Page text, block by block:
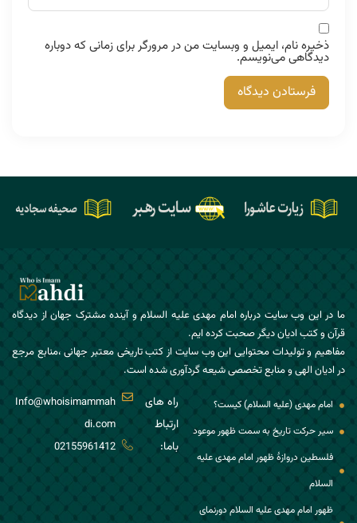
ذخیره نام، ایمیل و وبسایت من در مرورگر برای زمانی که دوباره
دیدگاهی می‌نویسم.
ما در این وب سایت درباره امام مهدی علیه السلام و آینده مشترک جهان از دیدگاه
قرآن و کتب ادیان دیگر صحبت کرده ایم.
مفاهیم و تولیدات محتوایی این وب سایت از کتب تاریخی معتبر جهانی ،منابع مرجع
در ادیان الهی و منابع تخصصی شیعه گردآوری شده است.
امام مهدی (علیه السلام) کیست؟
سیر حرکت تاریخ به سمت ظهور موعود
فلسطین دروازۀ ظهور امام مهدی علیه
السلام
ظهور امام مهدی علیه السلام دورنمای
راه های
ارتباط
باما:
Info@whoisimammah
di.com
02155961412